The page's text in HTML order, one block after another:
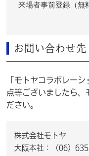
来場者事前登録（無
お問い合わせ先
「モトヤコラボレー
点等ございましたら、
ださい。
株式会社モトヤ
大阪本社：（06）